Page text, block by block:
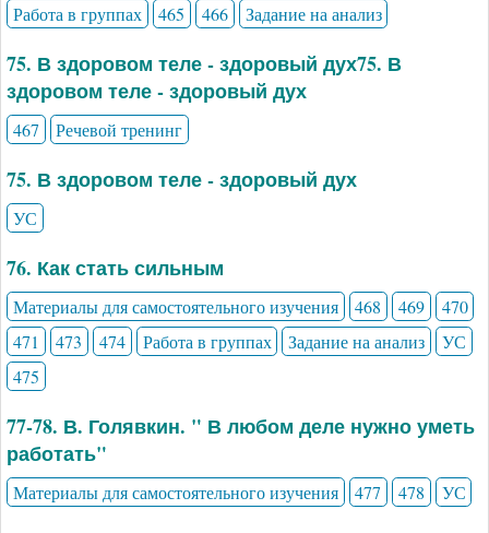
Работа в группах
465 466 Задание на анализ
75. В здоровом теле - здоровый дух75. В
здоровом теле - здоровый дух
467 Речевой тренинг
75. В здоровом теле - здоровый дух
УС
76. Как стать сильным
Материалы для самостоятельного изучения 468 469
470
471
473 474 Работа в группах Задание на анализ
УС
475
77-78. В. Голявкин. " В любом деле нужно уметь
работать"
Материалы для самостоятельного изучения 477 478 УС